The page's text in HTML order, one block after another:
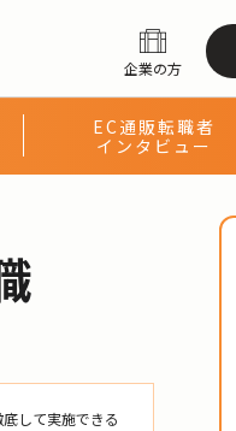
企業の方
EC通販転職者
インタビュー
して実施できる